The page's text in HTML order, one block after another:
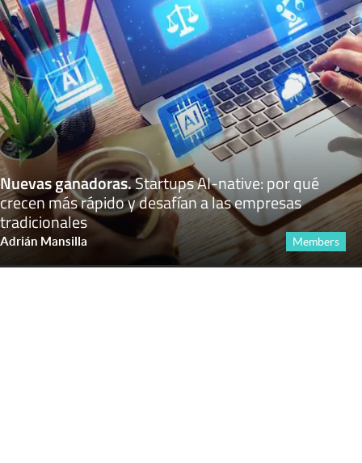
Nuevas ganadoras.Startups AI-native: por qué
crecen más rápido y desafían a las empresas
tradicionales
Adrián Mansilla Members